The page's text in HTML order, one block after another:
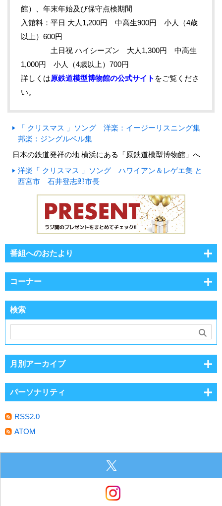
館）、年末年始及び保守点検期間
入館料：平日 大人1,200円 中高生900円 小人（4歳
以上）600円
土日祝 ハイシーズン 大人1,300円 中高生
1,000円 小人（4歳以上）700円
詳しくは原鉄道模型博物館の公式サイト をご覧くださ
い。
「 クリスマス 」ソング 洋楽：イージーリスニング集
邦楽：ジングルベル集
日本の鉄道発祥の地 横浜にある「原鉄道模型博物館」へ
洋楽「 クリスマス 」ソング ハワイアン＆レゲエ集 と
西宮市 石井登志郎市長
番組へのおたより
コーナー
検索
月別アーカイブ
パーソナリティ
RSS2.0
ATOM